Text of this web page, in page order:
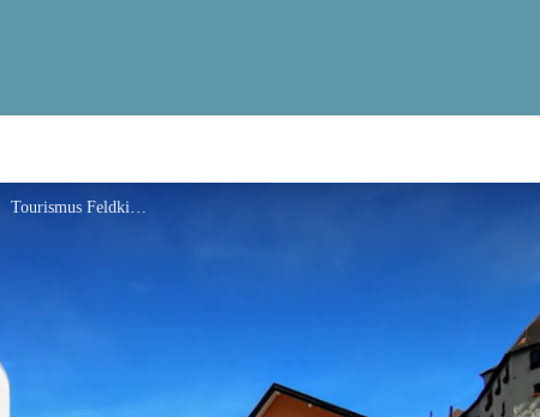
Tourismus Feldkirch